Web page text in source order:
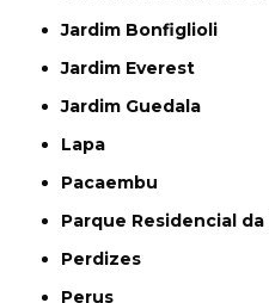
Jardim Bonfiglioli
Jardim Everest
Jardim Guedala
Lapa
Pacaembu
Parque Residencial
Perdizes
Perus